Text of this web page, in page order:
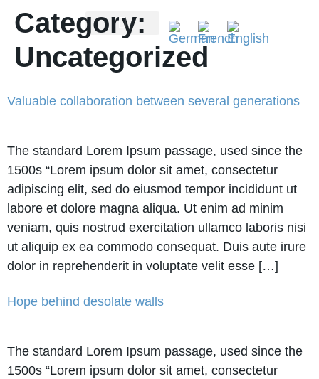
Category:
Uncategorized
Valuable collaboration between several generations
The standard Lorem Ipsum passage, used since the
1500s “Lorem ipsum dolor sit amet, consectetur
adipiscing elit, sed do eiusmod tempor incididunt ut
labore et dolore magna aliqua. Ut enim ad minim
veniam, quis nostrud exercitation ullamco laboris nisi
ut aliquip ex ea commodo consequat. Duis aute irure
dolor in reprehenderit in voluptate velit esse […]
Hope behind desolate walls
The standard Lorem Ipsum passage, used since the
1500s “Lorem ipsum dolor sit amet, consectetur